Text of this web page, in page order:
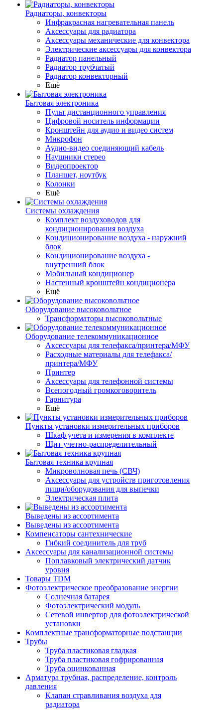
Радиаторы, конвекторы
Инфракрасная нагревательная панель
Аксессуары для радиатора
Аксессуары механические для конвектора
Электрические аксессуары для конвектора
Радиатор панельный
Радиатор трубчатый
Радиатор конвекторный
Ещё
Бытовая электроника
Пульт дистанционного управления
Цифровой носитель информации
Кронштейн для аудио и видео систем
Микрофон
Аудио-видео соединяющий кабель
Наушники стерео
Видеопроектор
Планшет, ноутбук
Колонки
Ещё
Системы охлаждения
Комплект воздуховодов для
кондиционирования воздуха
Кондиционирование воздуха - наружний
блок
Кондиционирование воздуха -
внутренний блок
Мобильный кондиционер
Настенный кронштейн кондиционера
Ещё
Оборудование высоковольтное
Трансформаторы высоковольтные
Оборудование телекоммуникационное
Аксессуары для телефакса/принтера/МФУ
Расходные материалы для телефакса/
принтера/МФУ
Принтер
Аксессуары для телефонной системы
Всепогодный громкоговоритель
Гарнитура
Ещё
Пункты установки измерительных приборов
Шкаф учета и измерения в комплекте
Щит учетно-распределительный
Бытовая техника крупная
Микроволновая печь (СВЧ)
Аксессуары для устройств приготовления
пищи/оборудования для выпечки
Электрическая плита
Выведены из ассортимента
Выведены из ассортимента
Компенсаторы сантехнические
Гибкий соединитель для труб
Аксессуары для канализационной системы
Поплавковый электрический датчик
уровня
Товары TDM
Фотоэлектрическое преобразование энергии
Солнечная батарея
Фотоэлектрический модуль
Сетевой инвертор для фотоэлектрической
установки
Комплектные трансформаторные подстанции
Трубы
Труба пластиковая гладкая
Труба пластиковая гофрированная
Труба оцинкованная
Арматура трубная, распределение, контроль
давления
Клапан стравливания воздуха для
радиатора